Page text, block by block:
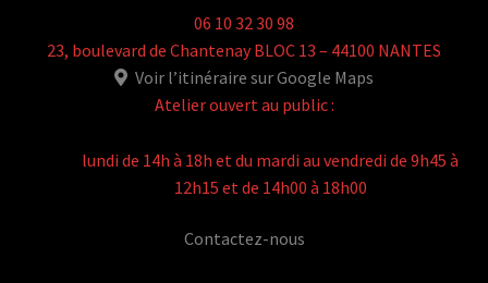
06 10 32 30 98
23, boulevard de Chantenay BLOC 13 – 44100 NANTES
Voir l’itinéraire sur Google Maps
Atelier ouvert au public :
lundi de 14h à 18h et du mardi au vendredi de 9h45 à
12h15 et de 14h00 à 18h00
Contactez-nous